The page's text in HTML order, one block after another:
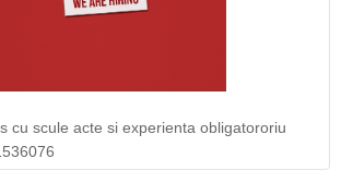
cu scule acte si experienta obligatororiu